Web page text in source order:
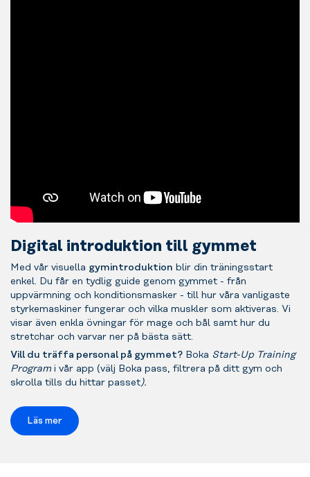
Digital introduktion till gymmet
Med vår visuella gymintroduktion blir din träningsstart
enkel. Du får en tydlig guide genom gymmet - från
uppvärmning och konditionsmasker - till hur våra vanligaste
styrkemaskiner fungerar och vilka muskler som aktiveras. Vi
visar även enkla övningar för mage och bål samt hur du
stretchar och varvar ner på bästa sätt.
Vill du träffa personal på gymmet? Boka Start-Up Training
Program i vår app (välj Boka pass, filtrera på ditt gym och
skrolla tills du hittar passet).
Läs mer